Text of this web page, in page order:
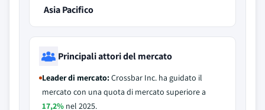
Asia Pacifico
Principali attori del mercato
Leader di mercato:Crossbar Inc. ha guidato il
mercato con una quota di mercato superiore a
17,2% nel 2025.